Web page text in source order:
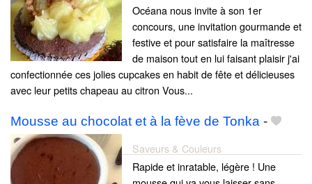
Océana nous invite à son 1er
concours, une invitation gourmande et
festive et pour satisfaire la maîtresse
de maison tout en lui faisant plaisir j'ai
confectionnée ces jolies cupcakes en habit de fête et délicieuses
avec leur petits chapeau au citron Vous...
Mousse au chocolat et à la fève de Tonka -
Saveurs & Couleurs
Rapide et inratable, légère ! Une